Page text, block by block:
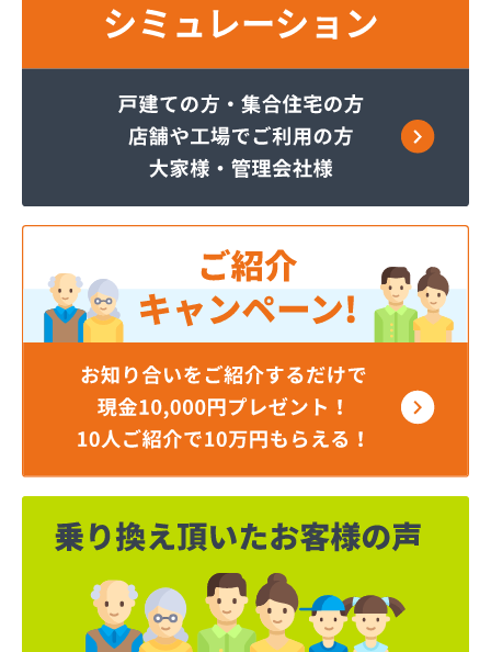
株式会社アイティーエス
株式会社アイティーエス 南支店
株式会社イデックスガス 熊本中央営業所
株式会社ウエハラ
株式会社エコア 八代営業所
株式会社エコア 北部充填所
株式会社シバタ 熊本営業所
株式会社ジャパンクラフト
株式会社ダイイチライフ
株式会社タイプロ
株式会社タキガワ
株式会社ツバメ商会
株式会社フジイエネルギー
株式会社ホームエネルギー南九州
株式会社ホームエネルギー南九州
株式会社ミスミ 八代支店
株式会社ミスミ 八代事業所
株式会社ライフサポート九州 LPガス課
株式会社丸仙商会